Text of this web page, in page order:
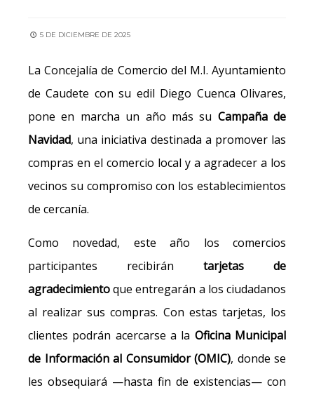
5 DE DICIEMBRE DE 2025
La Concejalía de Comercio del M.I. Ayuntamiento
de Caudete con su edil Diego Cuenca Olivares,
pone en marcha un año más su Campaña de
Navidad, una iniciativa destinada a promover las
compras en el comercio local y a agradecer a los
vecinos su compromiso con los establecimientos
de cercanía.
Como novedad, este año los comercios
participantes recibirán tarjetas de
agradecimientoque entregarán a los ciudadanos
al realizar sus compras. Con estas tarjetas, los
clientes podrán acercarse a la Oficina Municipal
de Información al Consumidor (OMIC), donde se
les obsequiará —hasta fin de existencias— con